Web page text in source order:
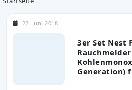
3er Set Nest
Generation)
22. Juni 2018